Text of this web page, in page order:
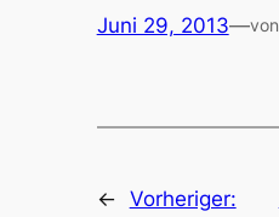
Juni 29, 2013—von
← Vorheriger: